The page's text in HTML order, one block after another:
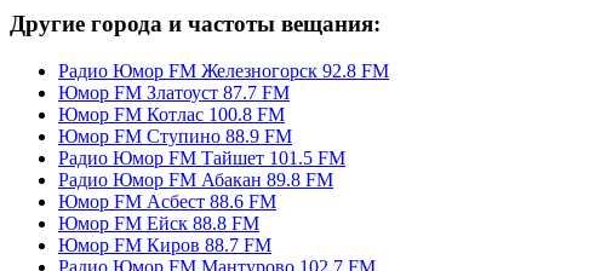
Другие города и частоты вещания:
Радио Юмор FM Железногорск 92.8 FM
Юмор FM Златоуст 87.7 FM
Юмор FM Котлас 100.8 FM
Юмор FM Ступино 88.9 FM
Радио Юмор FM Тайшет 101.5 FM
Радио Юмор FM Абакан 89.8 FM
Юмор FM Асбест 88.6 FM
Юмор FM Ейск 88.8 FM
Юмор FM Киров 88.7 FM
Радио Юмор FM Мантурово 102.7 FM